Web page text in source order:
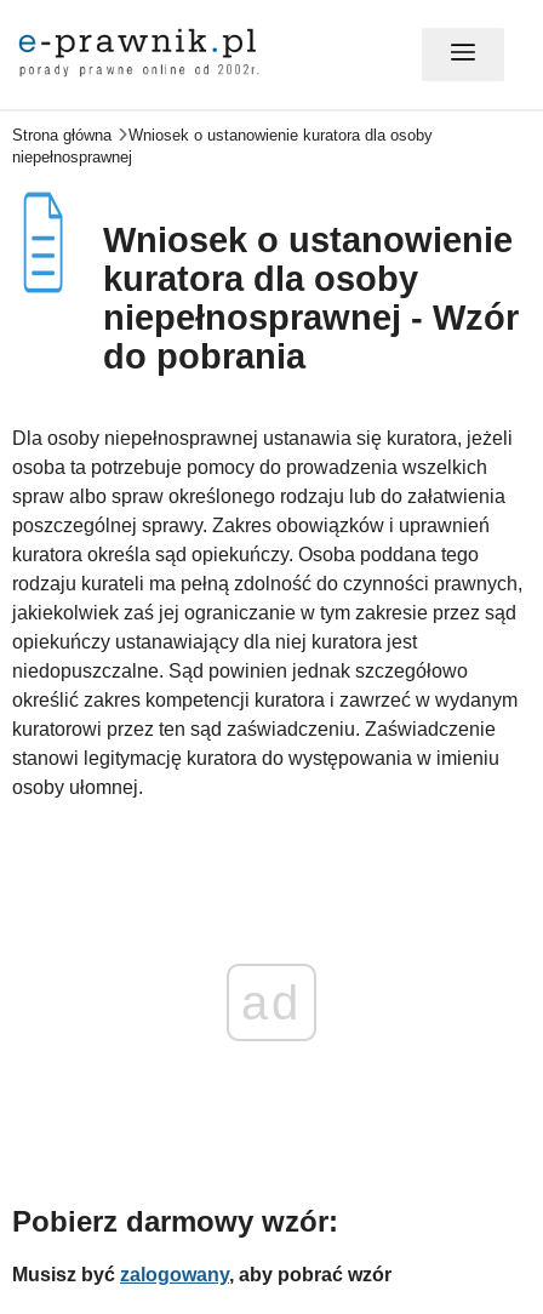
MÓJ E-PRAWNIK - LOGOWANIE
PORADY PRAWNE ONLINE
PRAWO NA CO DZIEŃ
ZMIANY W PRAWIE
WZORY DOKUMENTÓW
FORUM PRAWNE
Strona główna
Wniosek o ustanowienie kuratora dla osoby
niepełnosprawnej
Wniosek o ustanowienie
kuratora dla osoby
niepełnosprawnej - Wzór
do pobrania
Dla osoby niepełnosprawnej ustanawia się kuratora, jeżeli
osoba ta potrzebuje pomocy do prowadzenia wszelkich
spraw albo spraw określonego rodzaju lub do załatwienia
poszczególnej sprawy. Zakres obowiązków i uprawnień
kuratora określa sąd opiekuńczy. Osoba poddana tego
rodzaju kurateli ma pełną zdolność do czynności prawnych,
jakiekolwiek zaś jej ograniczanie w tym zakresie przez sąd
opiekuńczy ustanawiający dla niej kuratora jest
niedopuszczalne. Sąd powinien jednak szczegółowo
określić zakres kompetencji kuratora i zawrzeć w wydanym
kuratorowi przez ten sąd zaświadczeniu. Zaświadczenie
stanowi legitymację kuratora do występowania w imieniu
osoby ułomnej.
ad
Pobierz darmowy wzór:
Musisz być zalogowany, aby pobrać wzór